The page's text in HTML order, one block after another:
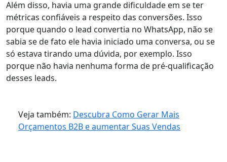
Além disso, havia uma grandedificuldade em se ter
métricas confiáveis a respeito das conversões. Isso
porque quando o lead convertia no WhatsApp, não se
sabia se de fato ele havia iniciado uma conversa, ou se
só estava tirando uma dúvida, por exemplo. Isso
porque não havia nenhuma forma de pré-qualificação
desses leads.
Veja também: Descubra Como Gerar Mais
Orçamentos B2B e aumentar Suas Vendas